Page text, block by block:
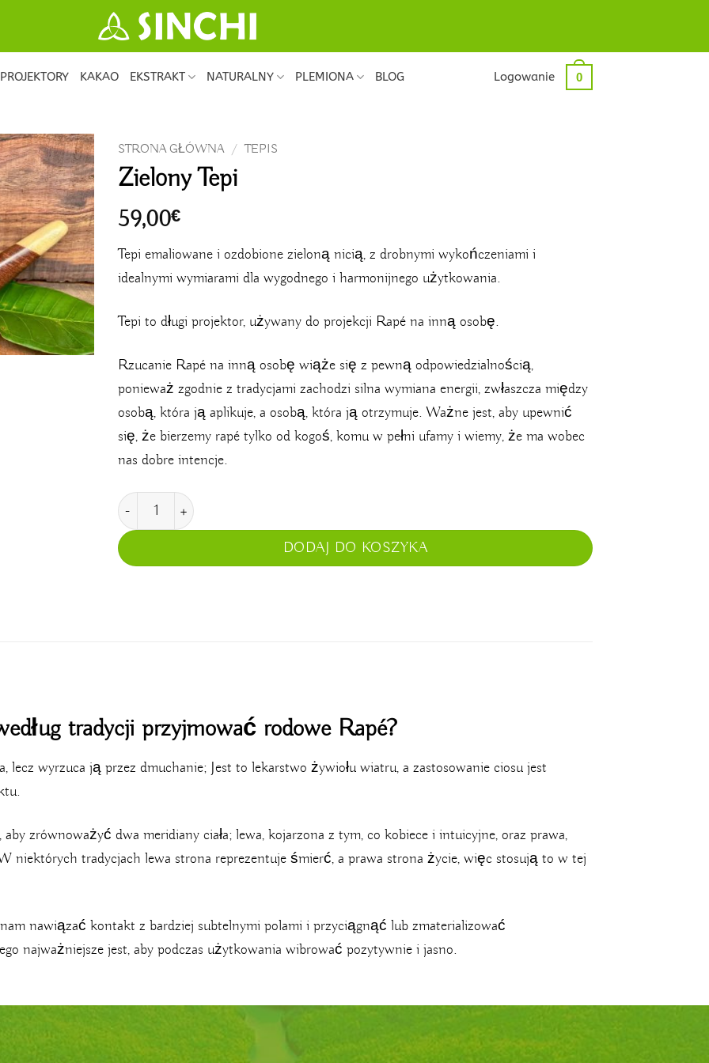
PROJEKTORY KAKAO EKSTRAKT NATURALNY PLEMIONA BLOG Logowanie 0
STRONA GŁÓWNA / TEPIS
Zielony Tepi
59,00€
Tepi emaliowane i ozdobione zieloną nicią, z drobnymi wykończeniami i
idealnymi wymiarami dla wygodnego i harmonijnego użytkowania.
Tepi to długi projektor, używany do projekcji Rapé na inną osobę.
Rzucanie Rapé na inną osobę wiąże się z pewną odpowiedzialnością,
ponieważ zgodnie z tradycjami zachodzi silna wymiana energii, zwłaszcza między
osobą, która ją aplikuje, a osobą, która ją otrzymuje. Ważne jest, aby upewnić
się, że bierzemy rapé tylko od kogoś, komu w pełni ufamy i wiemy, że ma wobec
nas dobre intencje.
ilość Zielony Tepi
DODAJ DO KOSZYKA
tradycji przyjmować rodowe Rapé?
wyrzuca ją przez dmuchanie; Jest to lekarstwo żywiołu wiatru, a zastosowanie ciosu jest
aby zrównoważyć dwa meridiany ciała; lewa, kojarzona z tym, co kobiece i intuicyjne, oraz prawa,
niektórych tradycjach lewa strona reprezentuje śmierć, a prawa strona życie, więc stosują to w tej
nawiązać kontakt z bardziej subtelnymi polami i przyciągnąć lub zmaterializować
najważniejsze jest, aby podczas użytkowania wibrować pozytywnie i jasno.